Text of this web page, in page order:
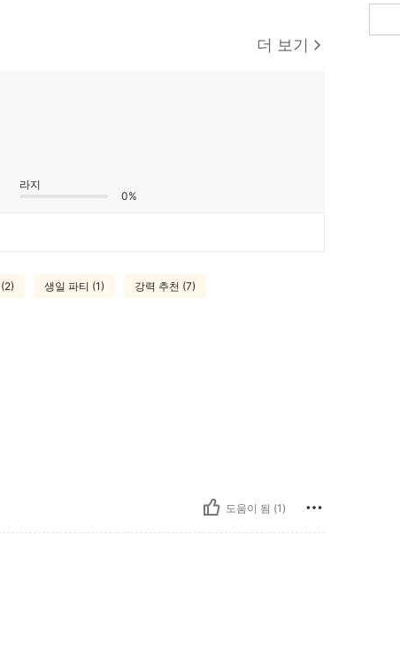
더 보기
라지
0%
생일 파티 (1) 강력 추천 (7)
도움이 됨 (1)